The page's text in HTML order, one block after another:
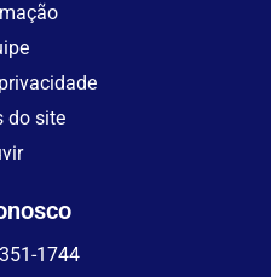
do site
1744